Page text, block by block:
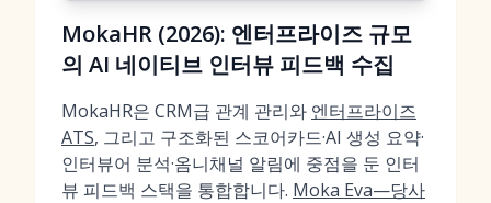
MokaHR (2026): 엔터프라이즈 규모
의 AI 네이티브 인터뷰 피드백 수집
MokaHR은 CRM급 관계 관리와 엔터프라이즈
ATS, 그리고 구조화된 스코어카드·AI 생성 요약·
인터뷰어 분석·옴니채널 알림에 중점을 둔 인터
뷰 피드백 스택을 통합합니다. Moka Eva—당사